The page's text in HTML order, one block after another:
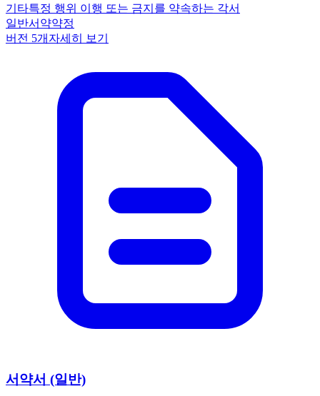
기타특정 행위 이행 또는 금지를 약속하는 각서
일반서약약정
버전 5개 자세히 보기
서약서 (일반)